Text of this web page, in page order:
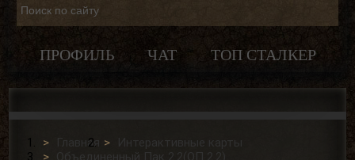
ПРОФИЛЬ ЧАТ ТОП СТАЛКЕР
Главная
Интерактивные карты
Объединенный Пак 2.2(ОП 2.2)